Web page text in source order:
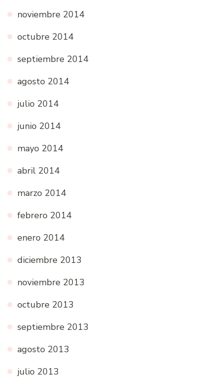
noviembre 2014
octubre 2014
septiembre 2014
agosto 2014
julio 2014
junio 2014
mayo 2014
abril 2014
marzo 2014
febrero 2014
enero 2014
diciembre 2013
noviembre 2013
octubre 2013
septiembre 2013
agosto 2013
julio 2013